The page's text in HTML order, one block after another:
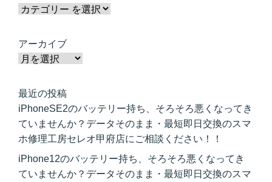
アーカイブ
最近の投稿
iPhoneSE2のバッテリー持ち、そろそろ悪くなってき
ていませんか？データそのまま・最短即日交換のスマ
ホ修理工房セレオ甲府店にご相談ください！！
iPhone12のバッテリー持ち、そろそろ悪くなってき
ていませんか？データそのまま・最短即日交換のスマ